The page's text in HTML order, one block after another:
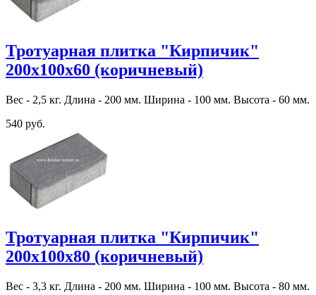
Тротуарная плитка "Кирпичик"
200х100х60 (коричневый)
Вес - 2,5 кг. Длина - 200 мм. Ширина - 100 мм. Высота - 60 мм.
540 руб.
Тротуарная плитка "Кирпичик"
200х100х80 (коричневый)
Вес - 3,3 кг. Длина - 200 мм. Ширина - 100 мм. Высота - 80 мм.